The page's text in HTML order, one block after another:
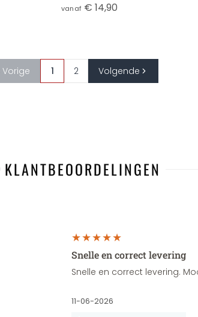
vanaf € 14,90
Vorige 1 2 Volgende
KLANTBEOORDELINGEN
Snelle en correct levering
Snelle en correct levering.
11-06-2026